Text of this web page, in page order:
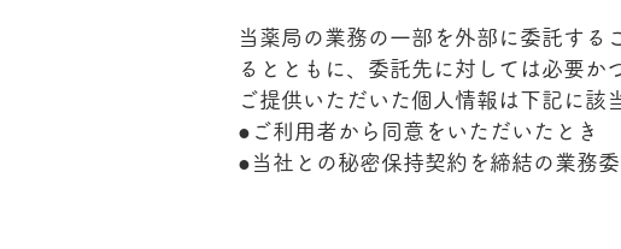
当薬局の業務の一部を外部に委託する
るとともに、委託先に対しては必要か
ご提供いただいた個人情報は下記に該
●ご利用者から同意をいただいたとき
●当社との秘密保持契約を締結の業務